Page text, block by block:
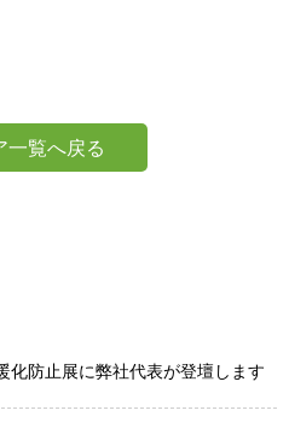
一覧へ戻る
化防止展に弊社代表が登壇します